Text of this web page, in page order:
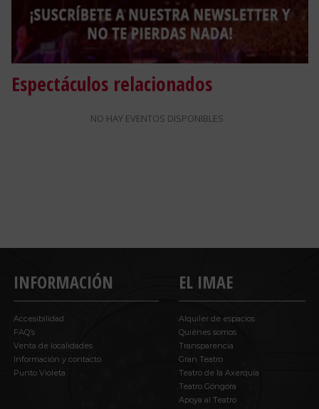
Espectáculos relacionados
NO HAY EVENTOS DISPONIBLES
INFORMACIÓN
Accesibilidad
FAQ’s
Venta de localidades
Información y contacto
Punto Violeta
EL IMAE
Alquiler de espacios
Quiénes somos
Transparencia
Gran Teatro
Teatro de la Axerquía
Teatro Góngora
Apoya al Teatro